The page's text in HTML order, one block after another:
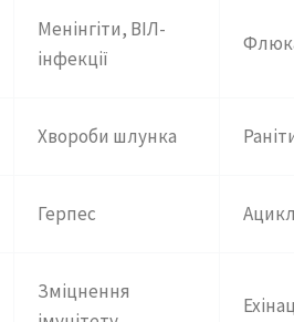
Менінгіти, ВІЛ-
інфекції
Хвороби шлунка
Герпес
Зміцнення